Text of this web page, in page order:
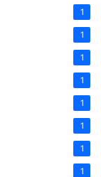
1
1
1
1
1
1
1
1